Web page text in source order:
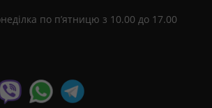
по п’ятницю з 10.00 до 17.00